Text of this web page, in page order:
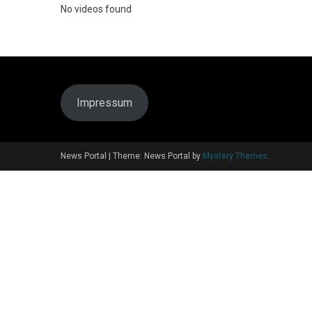
No videos found
Impressum
News Portal Theme: News Portal by Mystery Themes.